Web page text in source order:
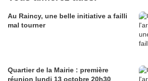
Au Raincy, une belle initiative a failli
mal tourner
Quartier de la Mairie : première
réunion lundi 13 octobre 20h30